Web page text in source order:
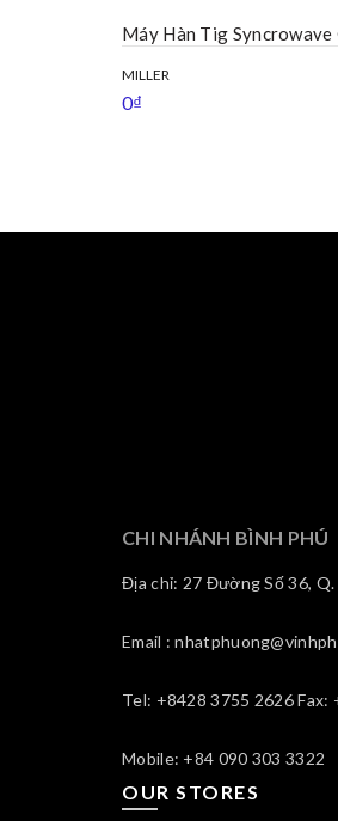
Máy Hàn Tig
MILLER
0₫
CHI NHÁNH BÌNH PHÚ
Địa chỉ: 27 Đường Số 36, Q.
Email :
Tel: +8428 3755 2626 Fax:
Mobile: +84 090 303 3322
OUR STORES